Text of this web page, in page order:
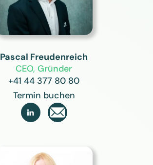
Pascal Freudenreich
CEO, Gründer
+41 44 377 80 80
Termin buchen
